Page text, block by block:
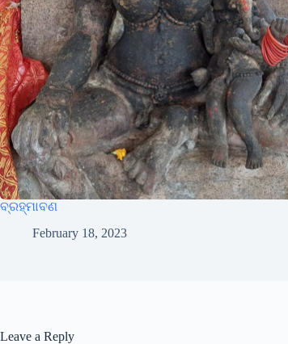
ବ୍ରହ୍ମାବଣ
February 18, 2023
Leave a Reply